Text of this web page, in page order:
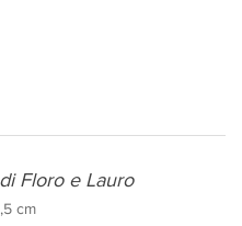
Floro e Lauro
cm